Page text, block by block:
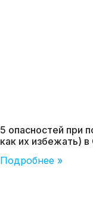
5 опасностей при
как их избежать)
Подробнее »